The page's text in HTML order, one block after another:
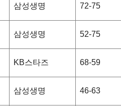
삼성생명 72-75
삼성생명 52-75
KB스타즈 68-59
삼성생명 46-63